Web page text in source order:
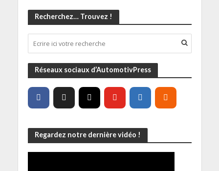
Recherchez… Trouvez !
Réseaux sociaux d’AutomotivPress
Regardez notre dernière vidéo !